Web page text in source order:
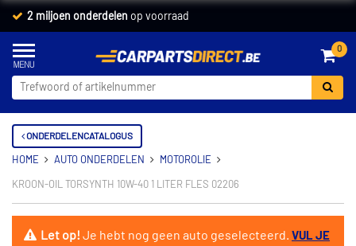
2 miljoen onderdelen op voorraad
0
ONDERDELENCATALOGUS
HOME AUTO ONDERDELEN MOTOROLIE
KROON-OIL TORSYNTH 10W-40 1 LITER FLES 02206
Let op!Je hebt nog geen auto geselecteerd. VUL JE